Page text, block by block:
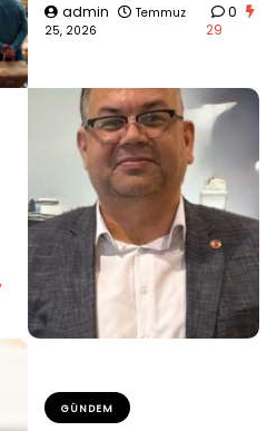
admin
Temmuz
25, 2026
0
29
GÜNDEM